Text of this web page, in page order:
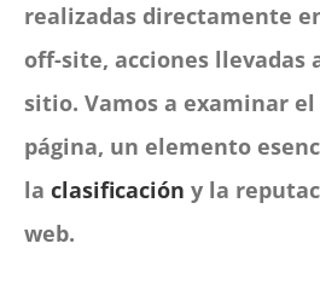
realizadas directamente
off-site, acciones llevadas
sitio. Vamos a examinar
página, un elemento
laclasificación y la
web.